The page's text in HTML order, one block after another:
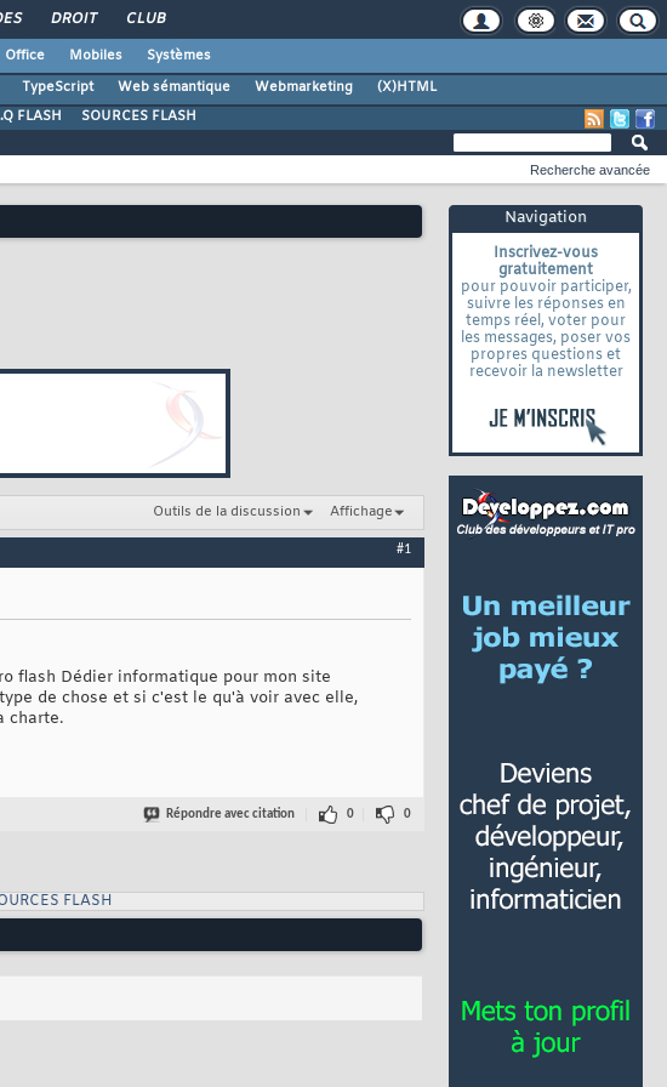
DROIT CLUB
Office Mobiles
Systèmes
TypeScript Web sémantique Webmarketing
(X)HTML
FLASH SOURCES FLASH
Navigation
Inscrivez-vous
gratuitement
pour pouvoir participer,
suivre les réponses en
temps réel, voter pour
les messages, poser vos
propres questions et
recevoir la newsletter
Recherche avancée
Outils de la discussion Affichage
#1
flash Dédier informatique pour mon site
de chose et si c'est le qu'à voir avec elle,
charte.
Répondre avec citation 0 0
FLASH